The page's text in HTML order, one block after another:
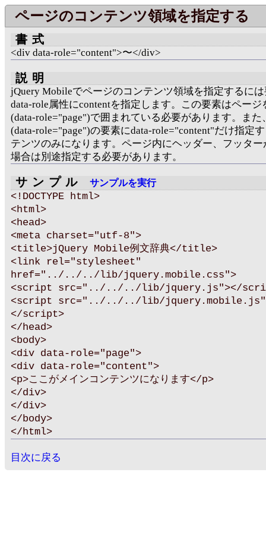
ページのコンテンツ領域を指定する
書式
<div data-role="content">〜</div>
説明
jQuery Mobileでページのコンテンツ領域を指定するに
data-role属性にcontentを指定します。この要素はページ
(data-role="page")で囲まれている必要があります。また
(data-role="page")の要素にdata-role="content"だけ指定
テンツのみになります。ページ内にヘッダー、フッター
場合は別途指定する必要があります。
サンプル サンプルを実行
<!DOCTYPE html>
<html>
<head>
<meta charset="utf-8">
<title>jQuery Mobile例文辞典</title>
<link rel="stylesheet"
href="../../../lib/jquery.mobile.css">
<script src="../../../lib/jquery.js"></
<script src="../../../lib/
</script>
</head>
<body>
<div data-role="page">
<div data-role="content">
<p>ここがメインコンテンツになります</p>
</div>
</div>
</body>
</html>
目次に戻る